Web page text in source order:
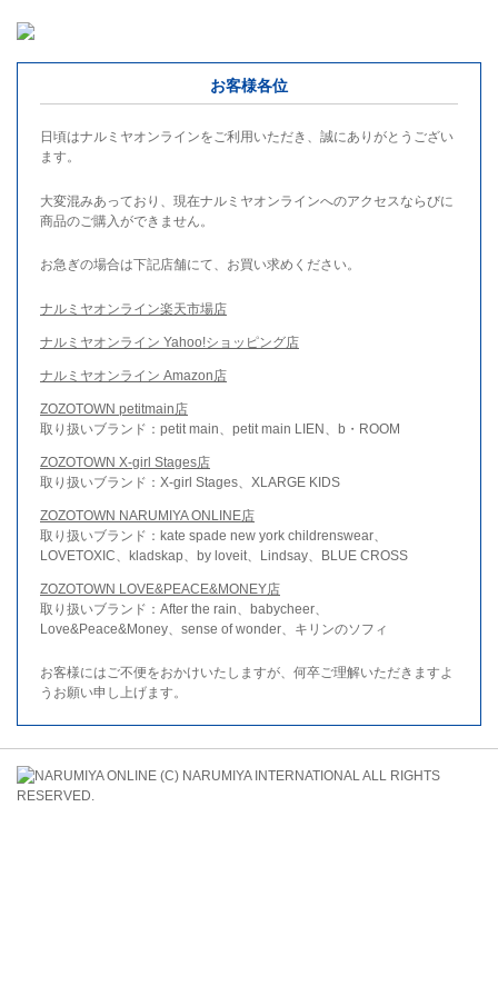
お客様各位
日頃はナルミヤオンラインをご利用いただき、誠にありがとうござい
ます。
大変混みあっており、現在ナルミヤオンラインへのアクセスならびに
商品のご購入ができません。
お急ぎの場合は下記店舗にて、お買い求めください。
ナルミヤオンライン楽天市場店
ナルミヤオンライン Yahoo!ショッピング店
ナルミヤオンライン Amazon店
ZOZOTOWN petitmain店
取り扱いブランド：petit main、petit main LIEN、b・ROOM
ZOZOTOWN X-girl Stages店
取り扱いブランド：X-girl Stages、XLARGE KIDS
ZOZOTOWN NARUMIYA ONLINE店
取り扱いブランド：kate spade new york childrenswear、
LOVETOXIC、kladskap、by loveit、Lindsay、BLUE CROSS
ZOZOTOWN LOVE&PEACE&MONEY店
取り扱いブランド：After the rain、babycheer、
Love&Peace&Money、sense of wonder、キリンのソフィ
お客様にはご不便をおかけいたしますが、何卒ご理解いただきますよ
うお願い申し上げます。